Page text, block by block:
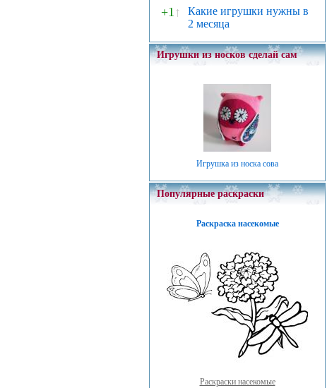
+1↑
Какие игрушки нужны в
2 месяца
Игрушки из носков сделай сам
Игрушка из носка сова
Популярные раскраски
Раскраска насекомые
Раскраски насекомые